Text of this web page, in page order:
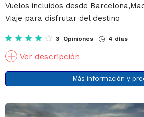
Vuelos incluidos desde
Viaje para disfrutar del destino
3 Opiniones 4 días
Ver descripción
Más información y